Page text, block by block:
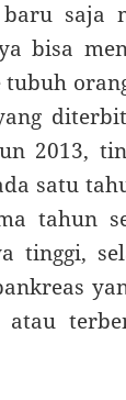
saja
bisa
2013,
satu
tahun
tinggi,